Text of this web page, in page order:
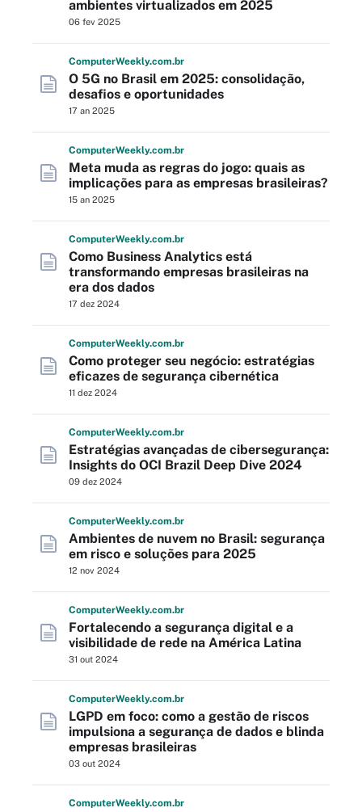
ambientes virtualizados em 2025
06 fev 2025
ComputerWeekly.com.br
O 5G no Brasil em 2025: consolidação,
desafios e oportunidades
17 an 2025
ComputerWeekly.com.br
Meta muda as regras do jogo: quais as
implicações para as empresas brasileiras?
15 an 2025
ComputerWeekly.com.br
Como Business Analytics está
transformando empresas brasileiras na
era dos dados
17 dez 2024
ComputerWeekly.com.br
Como proteger seu negócio: estratégias
eficazes de segurança cibernética
11 dez 2024
ComputerWeekly.com.br
Estratégias avançadas de cibersegurança:
Insights do OCI Brazil Deep Dive 2024
09 dez 2024
ComputerWeekly.com.br
Ambientes de nuvem no Brasil: segurança
em risco e soluções para 2025
12 nov 2024
ComputerWeekly.com.br
Fortalecendo a segurança digital e a
visibilidade de rede na América Latina
31 out 2024
ComputerWeekly.com.br
LGPD em foco: como a gestão de riscos
impulsiona a segurança de dados e blinda
empresas brasileiras
03 out 2024
ComputerWeekly.com.br